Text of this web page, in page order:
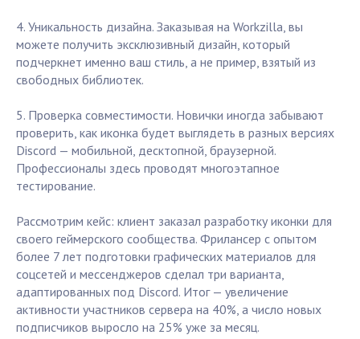
4. Уникальность дизайна. Заказывая на Workzilla, вы
можете получить эксклюзивный дизайн, который
подчеркнет именно ваш стиль, а не пример, взятый из
свободных библиотек.
5. Проверка совместимости. Новички иногда забывают
проверить, как иконка будет выглядеть в разных версиях
Discord — мобильной, десктопной, браузерной.
Профессионалы здесь проводят многоэтапное
тестирование.
Рассмотрим кейс: клиент заказал разработку иконки для
своего геймерского сообщества. Фрилансер с опытом
более 7 лет подготовки графических материалов для
соцсетей и мессенджеров сделал три варианта,
адаптированных под Discord. Итог — увеличение
активности участников сервера на 40%, а число новых
подписчиков выросло на 25% уже за месяц.